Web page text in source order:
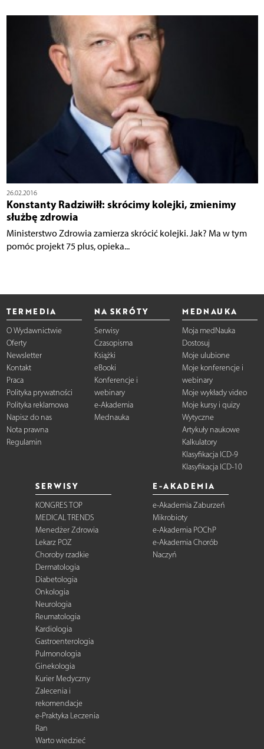
26.02.2016
Konstanty Radziwiłł: skrócimy kolejki, zmienimy
służbę zdrowia
Ministerstwo Zdrowia zamierza skrócić kolejki. Jak? Ma w tym
pomóc projekt 75 plus, opieka...
TERMEDIA
O Wydawnictwie
Oferty
Newsletter
Kontakt
Praca
Polityka prywatności
Polityka reklamowa
Napisz do nas
Nota prawna
Regulamin
NA SKRÓTY
Serwisy
Czasopisma
Książki
eBooki
Konferencje i
webinary
e-Akademia
Mednauka
MEDNAUKA
Moja medNauka
Dostosuj
Moje ulubione
Moje konferencje i
webinary
Moje wykłady video
Moje kursy i quizy
Wytyczne
Artykuły naukowe
Kalkulatory
Klasyfikacja ICD-9
Klasyfikacja ICD-10
SERWISY
KONGRES TOP
MEDICAL TRENDS
Menedżer Zdrowia
Lekarz POZ
Choroby rzadkie
Dermatologia
Diabetologia
Onkologia
Neurologia
Reumatologia
Kardiologia
Gastroenterologia
Pulmonologia
Ginekologia
Kurier Medyczny
Zalecenia i
rekomendacje
e-Praktyka Leczenia
Ran
Warto wiedzieć
E-AKADEMIA
e-Akademia Zaburzeń
Mikrobioty
e-Akademia POChP
e-Akademia Chorób
Naczyń